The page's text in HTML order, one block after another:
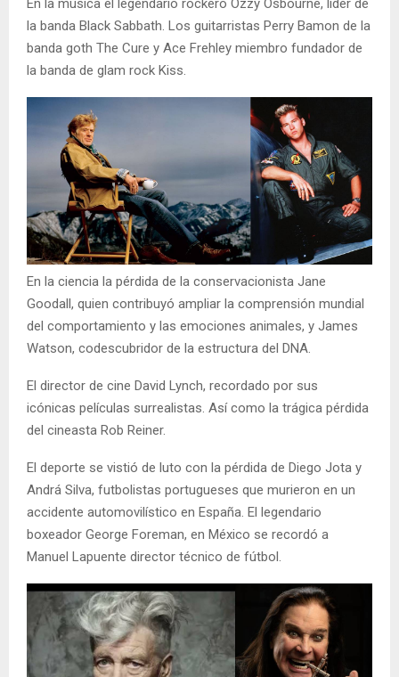
En la música el legendario rockero Ozzy Osbourne, líder de
la banda Black Sabbath. Los guitarristas Perry Bamon de la
banda goth The Cure y Ace Frehley miembro fundador de
la banda de glam rock Kiss.
En la ciencia la pérdida de la conservacionista Jane
Goodall, quien contribuyó ampliar la comprensión mundial
del comportamiento y las emociones animales, y James
Watson, codescubridor de la estructura del DNA.
El director de cine David Lynch, recordado por sus
icónicas películas surrealistas. Así como la trágica pérdida
del cineasta Rob Reiner.
El deporte se vistió de luto con la pérdida de Diego Jota y
Andrá Silva, futbolistas portugueses que murieron en un
accidente automovilístico en España. El legendario
boxeador George Foreman, en México se recordó a
Manuel Lapuente director técnico de fútbol.